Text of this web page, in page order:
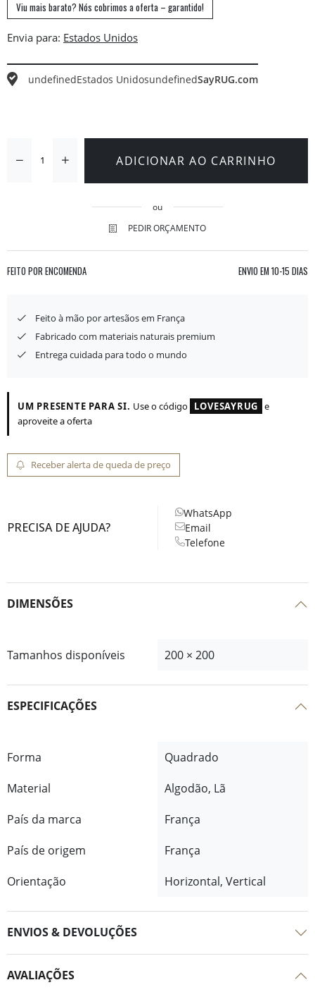
Viu mais barato? Nós cobrimos a oferta – garantido!
Envia para:
undefinedEstados UnidosundefinedSayRUG.com
ADICIONAR AO CARRINHO
ou
PEDIR ORÇAMENTO
FEITO POR ENCOMENDA ENVIO EM 10-15 DIAS
Feito à mão por artesãos em França
Fabricado com materiais naturais premium
Entrega cuidada para todo o mundo
UM PRESENTE PARA SI. Use o código LOVESAYRUG e
aproveite a oferta
Receber alerta de queda de preço
PRECISA DE AJUDA?
WhatsApp
Email
Telefone
DIMENSÕES
Tamanhos disponíveis 200 × 200
ESPECIFICAÇÕES
Forma
Quadrado
Material
Algodão, Lã
País da marca
França
País de origem
França
Orientação
Horizontal, Vertical
ENVIOS & DEVOLUÇÕES
AVALIAÇÕES